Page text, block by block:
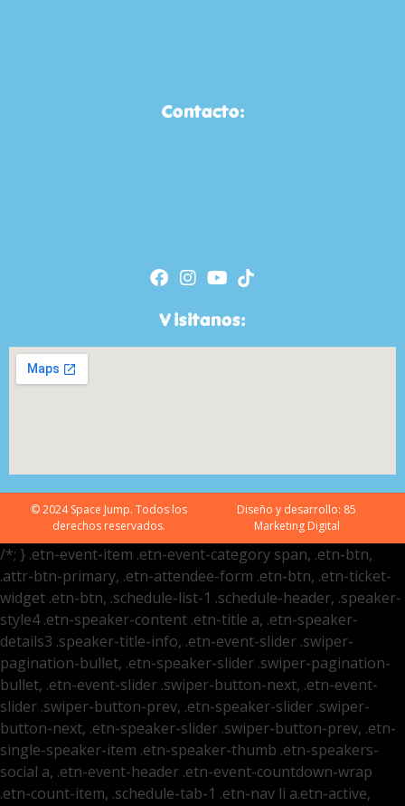
Contacto:
Visitanos:
© 2024 Space Jump. Todos los
derechos reservados.
Diseño y desarrollo: 85
Marketing Digital
/*; } .etn-event-item .etn-event-category span, .etn-btn,
.attr-btn-primary, .etn-attendee-form .etn-btn, .etn-ticket-
widget .etn-btn, .schedule-list-1 .schedule-header, .speaker-
style4 .etn-speaker-content .etn-title a, .etn-speaker-
details3 .speaker-title-info, .etn-event-slider .swiper-
pagination-bullet, .etn-speaker-slider .swiper-pagination-
bullet, .etn-event-slider .swiper-button-next, .etn-event-
slider .swiper-button-prev, .etn-speaker-slider .swiper-
button-next, .etn-speaker-slider .swiper-button-prev, .etn-
single-speaker-item .etn-speaker-thumb .etn-speakers-
social a, .etn-event-header .etn-event-countdown-wrap
.etn-count-item, .schedule-tab-1 .etn-nav li a.etn-active,